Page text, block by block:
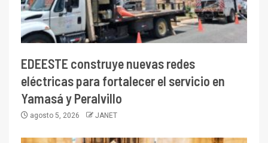
EDEESTE construye nuevas redes
eléctricas para fortalecer el servicio en
Yamasá y Peralvillo
agosto 5, 2026 JANET